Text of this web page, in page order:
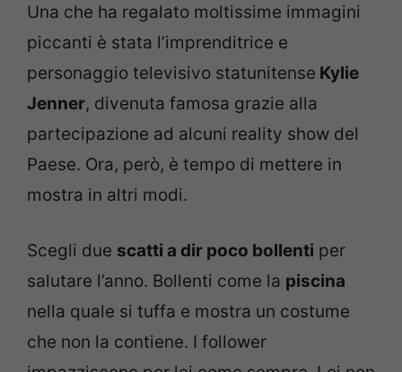
Una che ha regalato moltissime immagini
piccanti è stata l’imprenditrice e
personaggio televisivo statunitense Kylie
Jenner, divenuta famosa grazie alla
partecipazione ad alcuni reality show del
Paese. Ora, però, è tempo di mettere in
mostra in altri modi.
Scegli due scatti a dir poco bollenti per
salutare l’anno. Bollenti come la piscina
nella quale si tuffa e mostra un costume
che non la contiene. I follower